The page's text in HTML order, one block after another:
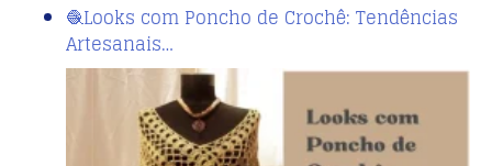
🧶Looks com Poncho de Crochê: Tendências
Artesanais…